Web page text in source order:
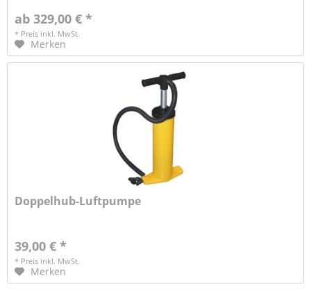
ab 329,00 € *
* Preis inkl. MwSt.
Merken
Doppelhub-Luftpumpe
39,00 € *
* Preis inkl. MwSt.
Merken